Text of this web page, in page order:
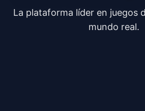
La plataforma líder en juegos
mundo real.